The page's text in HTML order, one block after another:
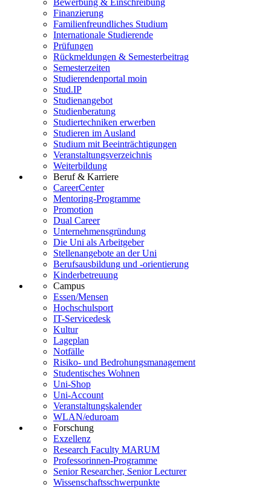
Finanzierung
Familienfreundliches Studium
Internationale Studierende
Prüfungen
Rückmeldungen & Semesterbeitrag
Semesterzeiten
Studierendenportal moin
Stud.IP
Studienangebot
Studienberatung
Studiertechniken erwerben
Studieren im Ausland
Studium mit Beeinträchtigungen
Veranstaltungsverzeichnis
Weiterbildung
Beruf & Karriere
CareerCenter
Mentoring-Programme
Promotion
Dual Career
Unternehmensgründung
Die Uni als Arbeitgeber
Stellenangebote an der Uni
Berufsausbildung und -orientierung
Kinderbetreuung
Campus
Essen/Mensen
Hochschulsport
IT-Servicedesk
Kultur
Lageplan
Notfälle
Risiko- und Bedrohungsmanagement
Studentisches Wohnen
Uni-Shop
Uni-Account
Veranstaltungskalender
WLAN/eduroam
Forschung
Exzellenz
Research Faculty MARUM
Professorinnen-Programme
Senior Researcher, Senior Lecturer
Wissenschaftsschwerpunkte